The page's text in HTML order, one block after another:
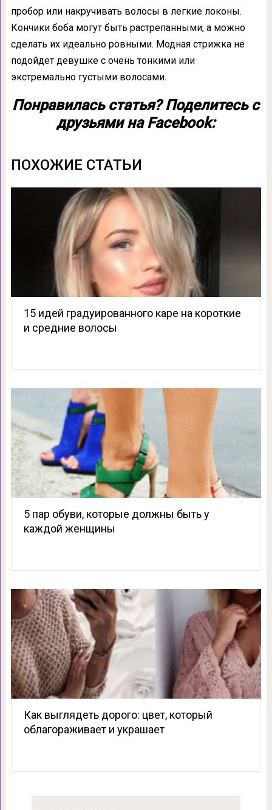
пробор или накручивать волосы в легкие локоны.
Кончики боба могут быть растрепанными, а можно
сделать их идеально ровными. Модная стрижка не
подойдет девушке с очень тонкими или
экстремально густыми волосами.
Понравилась статья? Поделитесь с
друзьями на Facebook:
ПОХОЖИЕ СТАТЬИ
15 идей градуированного каре на короткие
и средние волосы
5 пар обуви, которые должны быть у
каждой женщины
Как выглядеть дорого: цвет, который
облагораживает и украшает